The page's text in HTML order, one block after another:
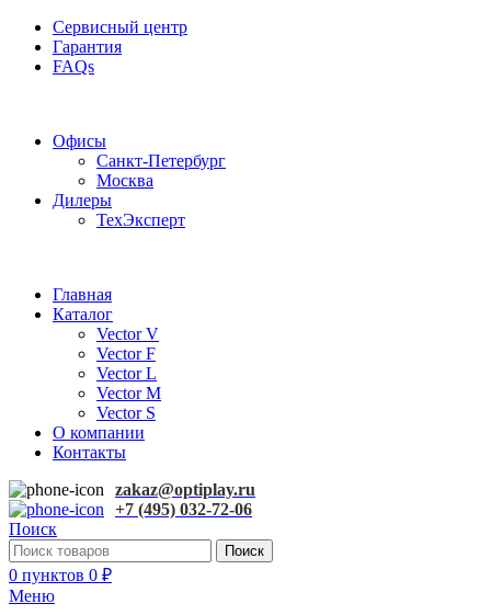
Сервисный центр
Гарантия
FAQs
Офисы
Санкт-Петербург
Москва
Дилеры
ТехЭксперт
Главная
Каталог
Vector V
Vector F
Vector L
Vector M
Vector S
О компании
Контакты
zakaz@optiplay.ru
+7 (495) 032-72-06
Поиск
Поиск
0 пунктов 0 ₽
Меню